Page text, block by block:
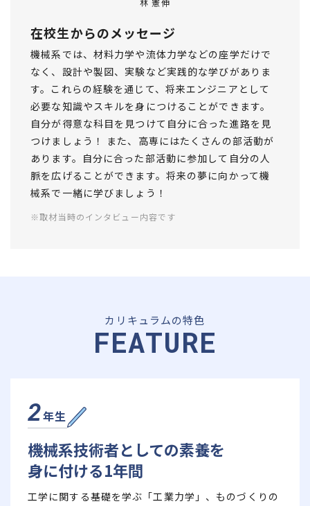
在校生からのメッセージ
機械系では、材料力学や流体力学などの座学だけで
なく、設計や製図、実験など実践的な学びがありま
す。これらの経験を通じて、将来エンジニアとして
必要な知識やスキルを身につけることができます。
自分が得意な科目を見つけて自分に合った進路を見
つけましょう！ また、高専にはたくさんの部活動が
あります。自分に合った部活動に参加して自分の人
脈を広げることができます。将来の夢に向かって機
械系で一緒に学びましょう！
※取材当時のインタビュー内容です
カリキュラムの特色
FEATURE
2年生
機械系技術者としての素養を
身に付ける1年間
工学に関する基礎を学ぶ「工業力学」、ものづくりの